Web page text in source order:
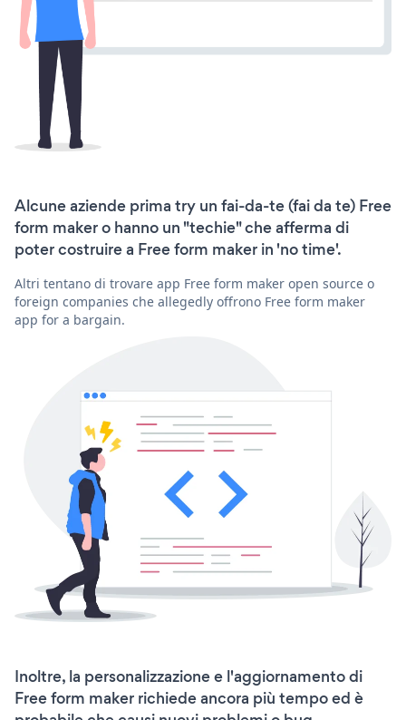
Alcune aziende prima try un fai-da-te (fai da te) Free
form maker o hanno un "techie" che afferma di
poter costruire a Free form maker in 'no time'.
Altri tentano di trovare app Free form maker open source o
foreign companies che allegedly offrono Free form maker
app for a bargain.
Inoltre, la personalizzazione e l'aggiornamento di
Free form maker richiede ancora più tempo ed è